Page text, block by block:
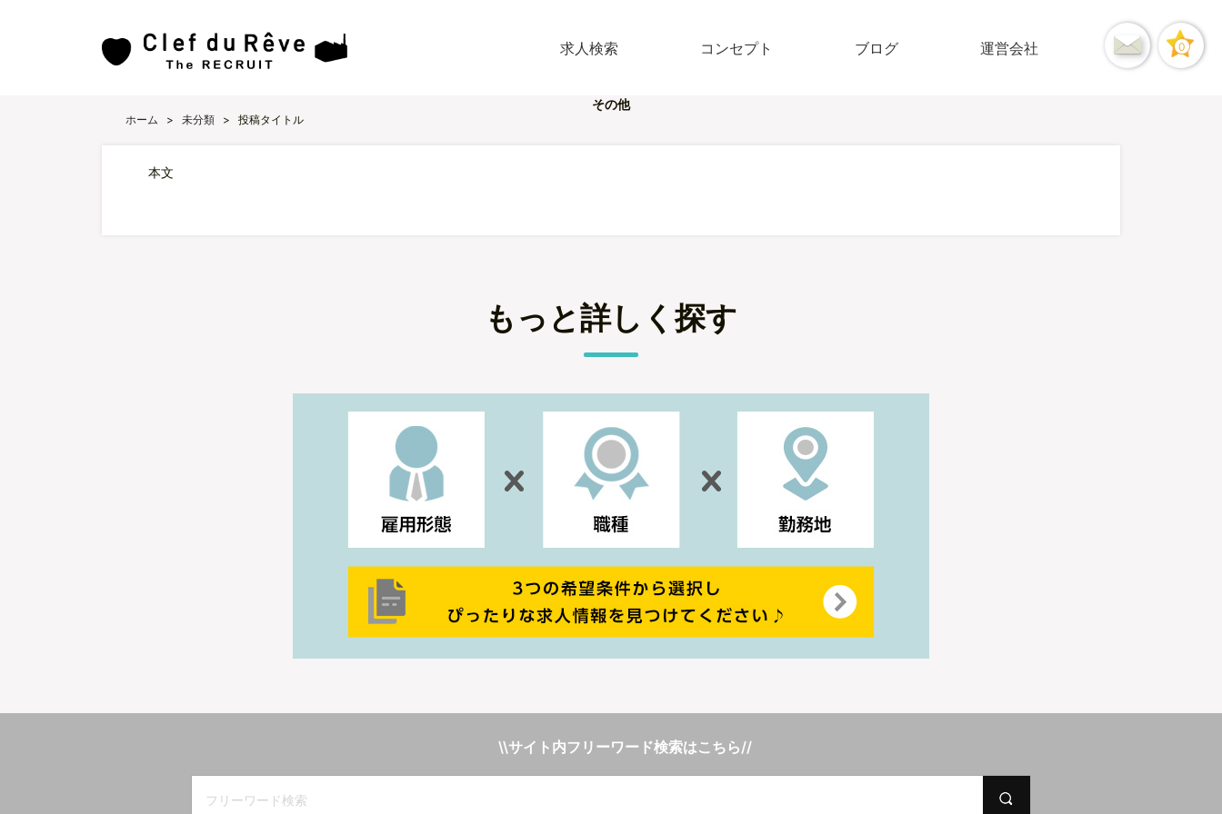
求人検索 コンセプト ブログ 運営会社 0
その他
ホーム > 未分類 > 投稿タイトル
本文
もっと詳しく探す
\\サイト内フリーワード検索はこちら//